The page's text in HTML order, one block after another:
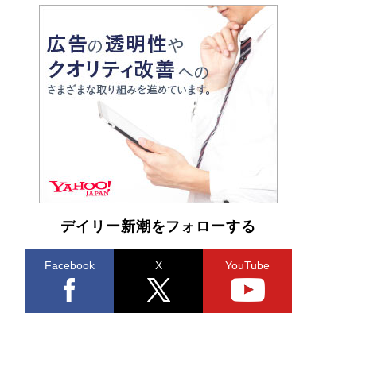
「『火垂るの墓』は、大嘘である」原作者が抱き
続けた“自責の念”とは…「自己憐憫は描きたくな
い」監督が徹底的にこだわったこと（後編） #
戦争の記憶
Book Bang
デイリー新潮をフォローする
Facebook X YouTube